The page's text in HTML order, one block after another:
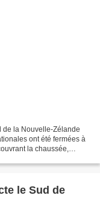
de la Nouvelle-Zélande
ont été fermées à
la chaussée,
le Sud de